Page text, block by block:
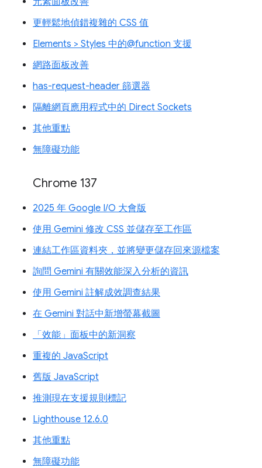
更輕鬆地偵錯複雜的 CSS 值
Elements > Styles 中的@function 支援
網路面板改善
has-request-header 篩選器
隔離網頁應用程式中的 Direct Sockets
其他重點
無障礙功能
Chrome 137
2025 年 Google I/O 大會版
使用 Gemini 修改 CSS 並儲存至工作區
連結工作區資料夾，並將變更儲存回來源檔案
詢問 Gemini 有關效能深入分析的資訊
使用 Gemini 註解成效調查結果
在 Gemini 對話中新增螢幕截圖
「效能」面板中的新洞察
重複的 JavaScript
舊版 JavaScript
推測現在支援規則標記
Lighthouse 12.6.0
其他重點
無障礙功能